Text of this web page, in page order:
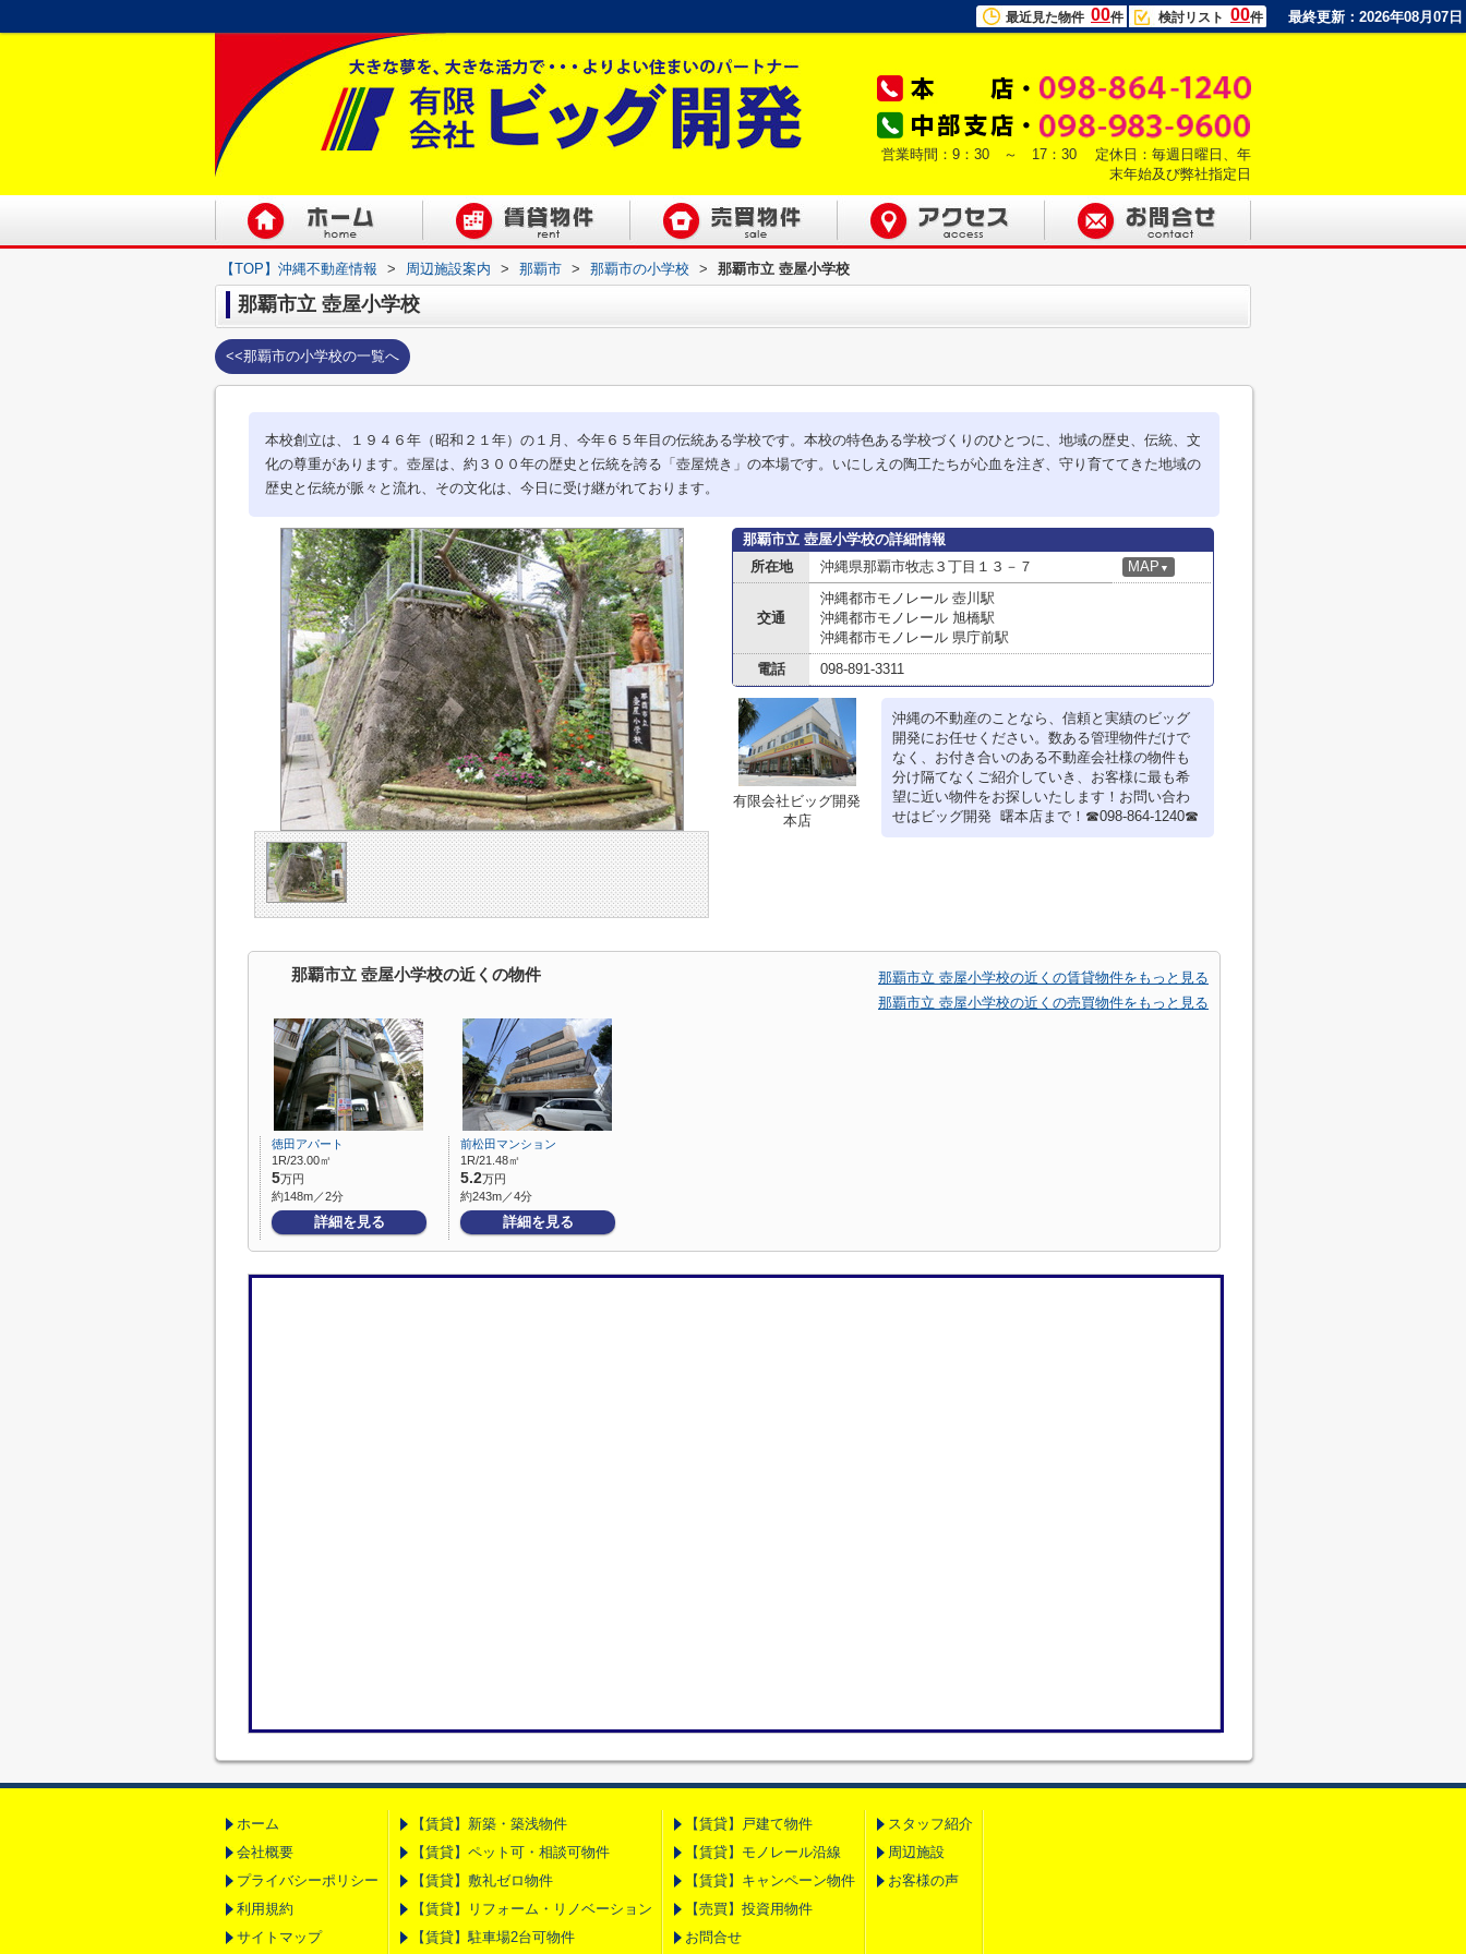
最近見た物件 00件 検討リスト 00件 最終更新：2026年08月07日
営業時間：9：30 ～ 17：30 定休日：毎週日曜日、年
末年始及び弊社指定日
【TOP】沖縄不動産情報 > 周辺施設案内 > 那覇市 > 那覇市の小学校 > 那覇市立 壺屋小学校
那覇市立 壺屋小学校
<<那覇市の小学校の一覧へ
本校創立は、１９４６年（昭和２１年）の１月、今年６５年目の伝統ある学校です。本校の特色ある学校づくりのひとつに、地域の歴史、伝統、文
化の尊重があります。壺屋は、約３００年の歴史と伝統を誇る「壺屋焼き」の本場です。いにしえの陶工たちが心血を注ぎ、守り育ててきた地域の
歴史と伝統が脈々と流れ、その文化は、今日に受け継がれております。
那覇市立 壺屋小学校の詳細情報
所在地
沖縄県那覇市牧志３丁目１３－７ MAP ▼
交通
沖縄都市モノレール 壺川駅
沖縄都市モノレール 旭橋駅
沖縄都市モノレール 県庁前駅
電話
098-891-3311
有限会社ビッグ開発
本店
沖縄の不動産のことなら、信頼と実績のビッグ
開発にお任せください。数ある管理物件だけで
なく、お付き合いのある不動産会社様の物件も
分け隔てなくご紹介していき、お客様に最も希
望に近い物件をお探しいたします！お問い合わ
せはビッグ開発 曙本店まで！☎098-864-1240☎
那覇市立 壺屋小学校の近くの物件
那覇市立 壺屋小学校の近くの賃貸物件をもっと見る
那覇市立 壺屋小学校の近くの売買物件をもっと見る
徳田アパート
1R/23.00㎡
5万円
約148m／2分
詳細を見る
前松田マンション
1R/21.48㎡
5.2万円
約243m／4分
詳細を見る
ホーム
会社概要
プライバシーポリシー
利用規約
サイトマップ
【賃貸】新築・築浅物件
【賃貸】ペット可・相談可物件
【賃貸】敷礼ゼロ物件
【賃貸】リフォーム・リノベーション
【賃貸】駐車場2台可物件
【賃貸】戸建て物件
【賃貸】モノレール沿線
【賃貸】キャンペーン物件
【売買】投資用物件
お問合せ
スタッフ紹介
周辺施設
お客様の声